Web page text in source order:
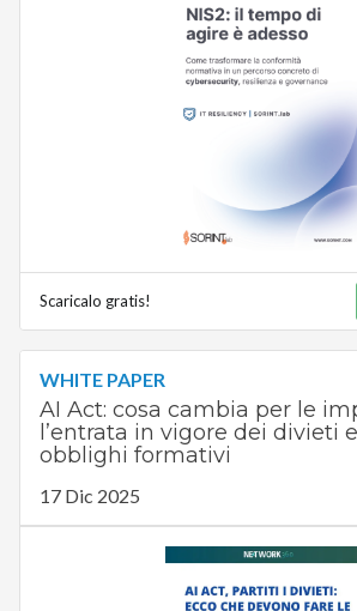
Scaricalo gratis!
WHITE PAPER
AI Act: cosa cambia per le
l’entrata in vigore dei divieti
obblighi formativi
17 Dic 2025